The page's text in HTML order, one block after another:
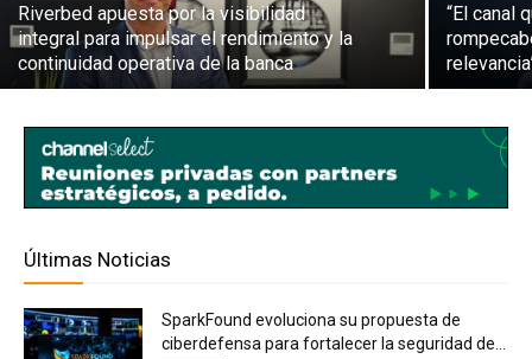
Riverbed apuesta por la visibilidad
integral para impulsar el rendimiento y la
continuidad operativa de la banca
“El canal
Últimas Noticias
SparkFound evoluciona su propuesta de
ciberdefensa para fortalecer la seguridad de...